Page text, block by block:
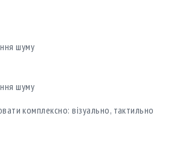
шуму
шуму
комплексно: візуально, тактильно